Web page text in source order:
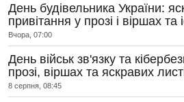
День будівельника України:
привітання у прозі і віршах та
Вчора, 07:00
День військ зв'язку та
прозі, віршах та яскравих
8 серпня, 08:45